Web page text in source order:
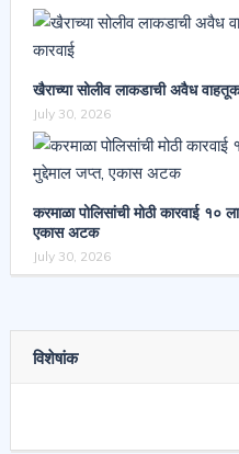
खैराच्या सोलीव लाकडाची अवैध वाहतूक
July 30, 2026
करमाळा पोलिसांची मोठी कारवाई
एकास अटक
July 30, 2026
विशेषांक